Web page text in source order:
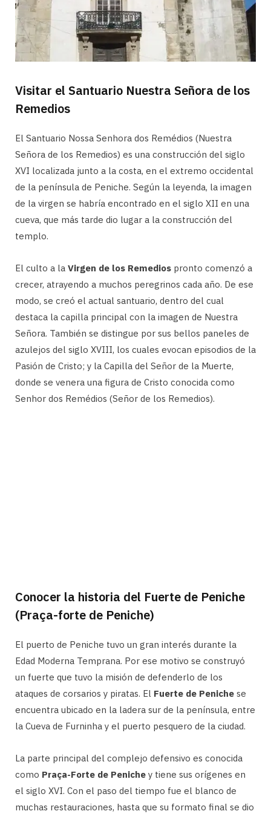
Visitar el Santuario Nuestra Señora de los
Remedios
El Santuario Nossa Senhora dos Remédios (Nuestra
Señora de los Remedios) es una construcción del siglo
XVI localizada junto a la costa, en el extremo occidental
de la península de Peniche. Según la leyenda, la imagen
de la virgen se habría encontrado en el siglo XII en una
cueva, que más tarde dio lugar a la construcción del
templo.
El culto a la Virgen de los Remedios pronto comenzó a
crecer, atrayendo a muchos peregrinos cada año. De ese
modo, se creó el actual santuario, dentro del cual
destaca la capilla principal con la imagen de Nuestra
Señora. También se distingue por sus bellos paneles de
azulejos del siglo XVIII, los cuales evocan episodios de la
Pasión de Cristo; y la Capilla del Señor de la Muerte,
donde se venera una figura de Cristo conocida como
Senhor dos Remédios (Señor de los Remedios).
Conocer la historia del Fuerte de Peniche
(Praça-forte de Peniche)
El puerto de Peniche tuvo un gran interés durante la
Edad Moderna Temprana. Por ese motivo se construyó
un fuerte que tuvo la misión de defenderlo de los
ataques de corsarios y piratas. El Fuerte de Peniche se
encuentra ubicado en la ladera sur de la península, entre
la Cueva de Furninha y el puerto pesquero de la ciudad.
La parte principal del complejo defensivo es conocida
como Praça-Forte de Peniche y tiene sus orígenes en
el siglo XVI. Con el paso del tiempo fue el blanco de
muchas restauraciones, hasta que su formato final se dio